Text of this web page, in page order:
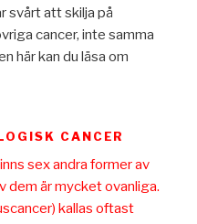
svårt att skilja på
cancer, inte samma
här kan du läsa om
CANCER
sex andra former av
dem är mycket ovanliga.
kallas oftast